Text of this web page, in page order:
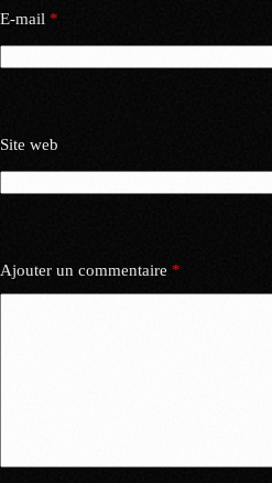
E-mail *
Site web
Ajouter un commentaire *